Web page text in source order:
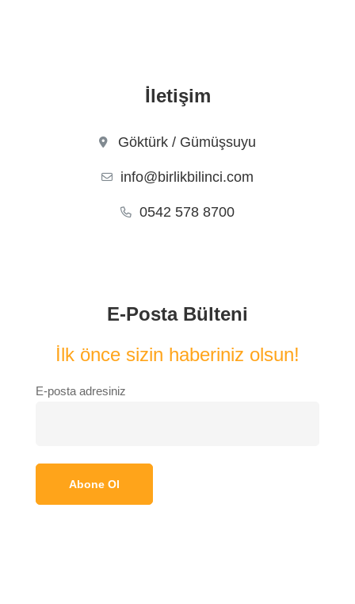
İletişim
Göktürk / Gümüşsuyu
info@birlikbilinci.com
0542 578 8700
E-Posta Bülteni
İlk önce sizin haberiniz olsun!
E-posta adresiniz